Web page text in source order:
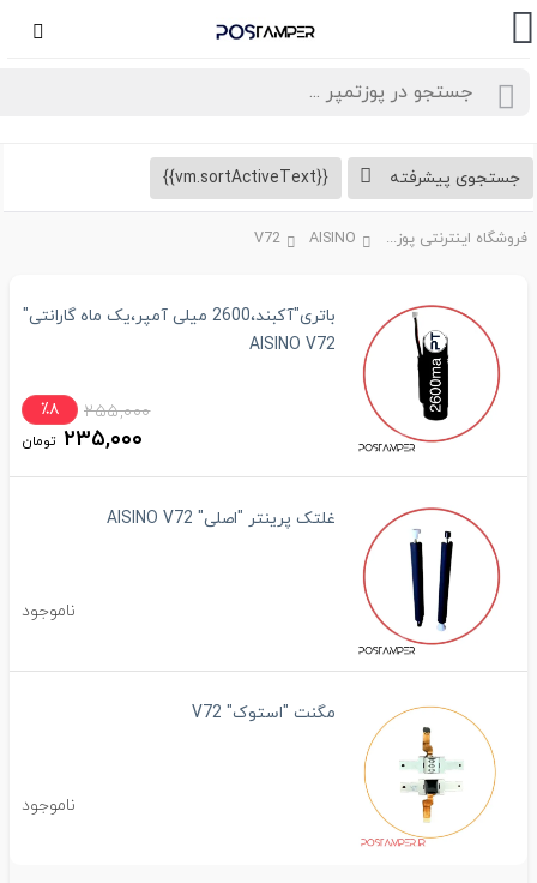
پیشرفته
فروشگاه اینترنتی پوزتمپر AISINO
V72
باتری"آکبند،2600 میلی آمپر،یک ماه گارانتی"
AISINO V72
۲۵۵,۰۰۰ ٪۸
۲۳۵,۰۰۰ تومان
غلتک پرینتر "اصلی" AISINO V72
ناموجود
مگنت "استوک" V72
ناموجود